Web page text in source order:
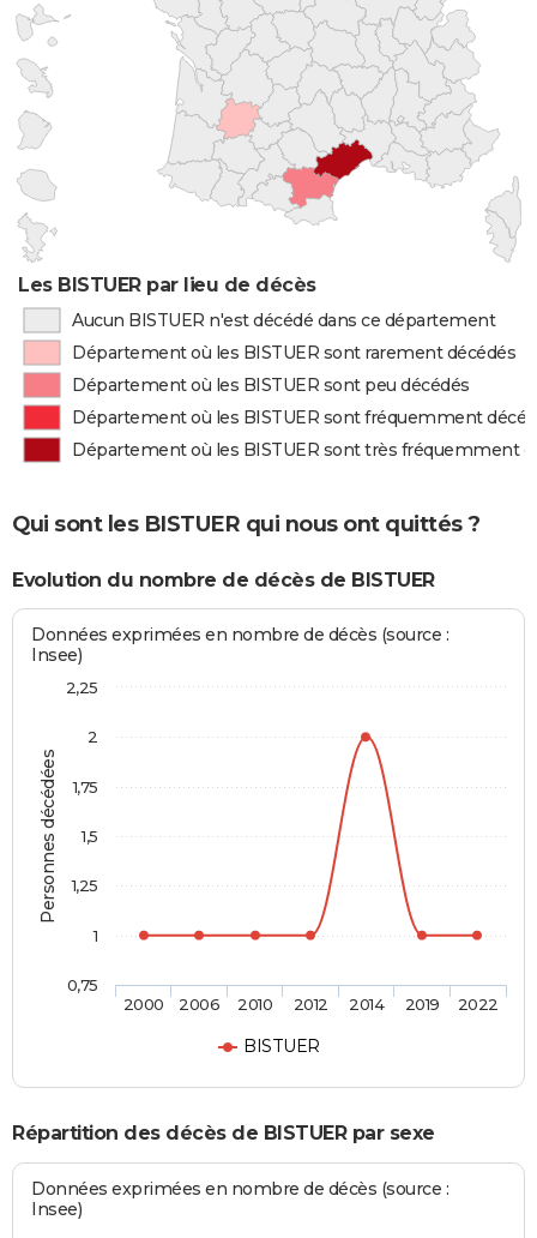
Les BISTUER par lieu de décès
Aucun BISTUER n'est décédé dans ce département
Département où les BISTUER sont rarement décédés
Département où les BISTUER sont peu décédés
Département où les BISTUER sont fréquemment
Département où les BISTUER sont très fréquemment
Qui sont les BISTUER qui nous ont quittés ?
Evolution du nombre de décès de BISTUER
Personnes décédées
Données exprimées en nombre de décès (source :
Insee)
BISTUER
2000 2006 2010 2012 2014 2019 2022
0,75
1
1,25
1,5
1,75
2
2,25
Répartition des décès de BISTUER par sexe
Données exprimées en nombre de décès (source :
Insee)